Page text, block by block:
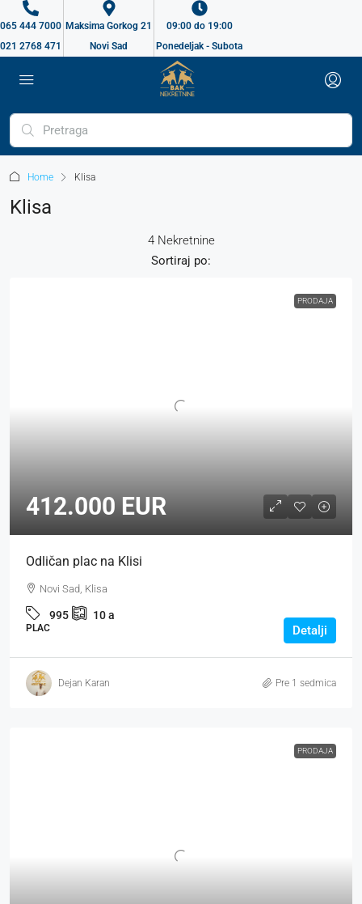
065 444 7000
021 2768 471
Maksima Gorkog 21
Novi Sad
09:00 do 19:00
Ponedeljak - Subota
Home Klisa
Klisa
4 Nekretnine
Sortiraj po:
PRODAJA
412.000 EUR
Odličan plac na Klisi
Novi Sad, Klisa
995 10a
PLAC Detalji
Dejan Karan Pre 1 sedmica
PRODAJA